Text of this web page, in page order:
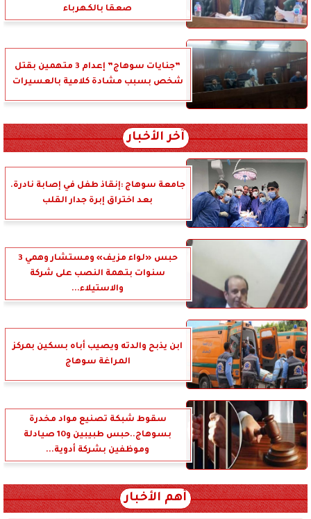
صعقا بالكهرباء
”جنايات سوهاج” إعدام 3 متهمين بقتل
شخص بسبب مشادة كلامية بالعسيرات
آخر الأخبار
جامعة سوهاج :إنقاذ طفل في إصابة نادرة.
بعد اختراق إبرة جدار القلب
حبس «لواء مزيف» ومستشار وهمي 3
سنوات بتهمة النصب على شركة
والاستيلاء...
ابن يذبح والدته ويصيب أباه بسكين بمركز
المراغة سوهاج
سقوط شبكة تصنيع مواد مخدرة
بسوهاج..حبس طبيبين و10 صيادلة
وموظفين بشركة أدوية...
أهم الأخبار